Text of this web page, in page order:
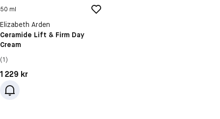
50 ml
Elizabeth Arden
Ceramide Lift & Firm Day
Cream
(1)
Pris: 1 229 kr
1 229 kr